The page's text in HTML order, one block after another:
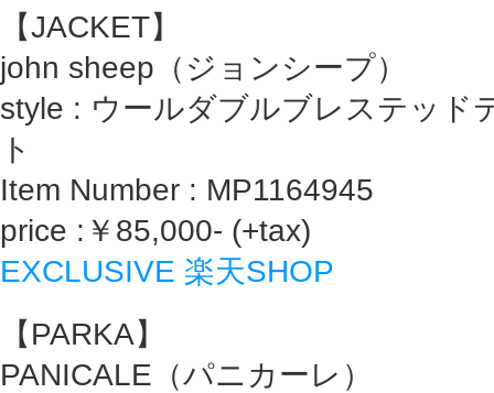
【JACKET】
john sheep（ジョンシープ）
style : ウールダブルブレステッド
ト
Item Number : MP1164945
price :￥85,000- (+tax)
EXCLUSIVE 楽天SHOP
【PARKA】
PANICALE（パニカーレ）